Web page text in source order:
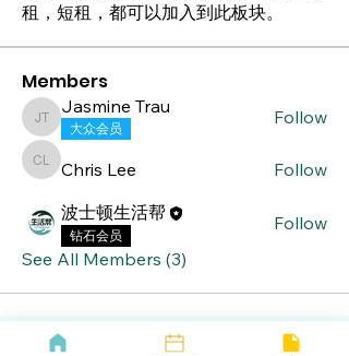
租，短租，都可以加入到此板块。
Members
Jasmine Trau
Jasmine Trau
大众会员
Follow
Chris Lee
Chris Lee
Follow
波士顿生活帮
钻石会员
Follow
See All Members (3)